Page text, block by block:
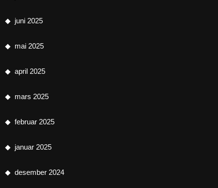
juni 2025
mai 2025
april 2025
mars 2025
februar 2025
januar 2025
desember 2024